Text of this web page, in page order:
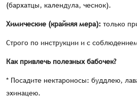
(бархатцы, календула, чеснок).
Химические (крайняя мера): только
Строго по инструкции и с
Как привлечь полезных бабочек?
* Посадите нектароносы: буддлею,
эхинацею.